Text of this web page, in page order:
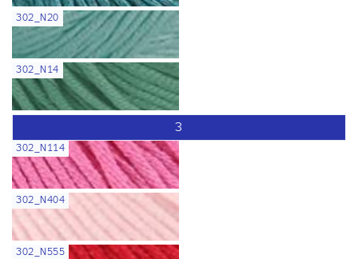
302_N20
302_N14
3
302_N114
302_N404
302_N555